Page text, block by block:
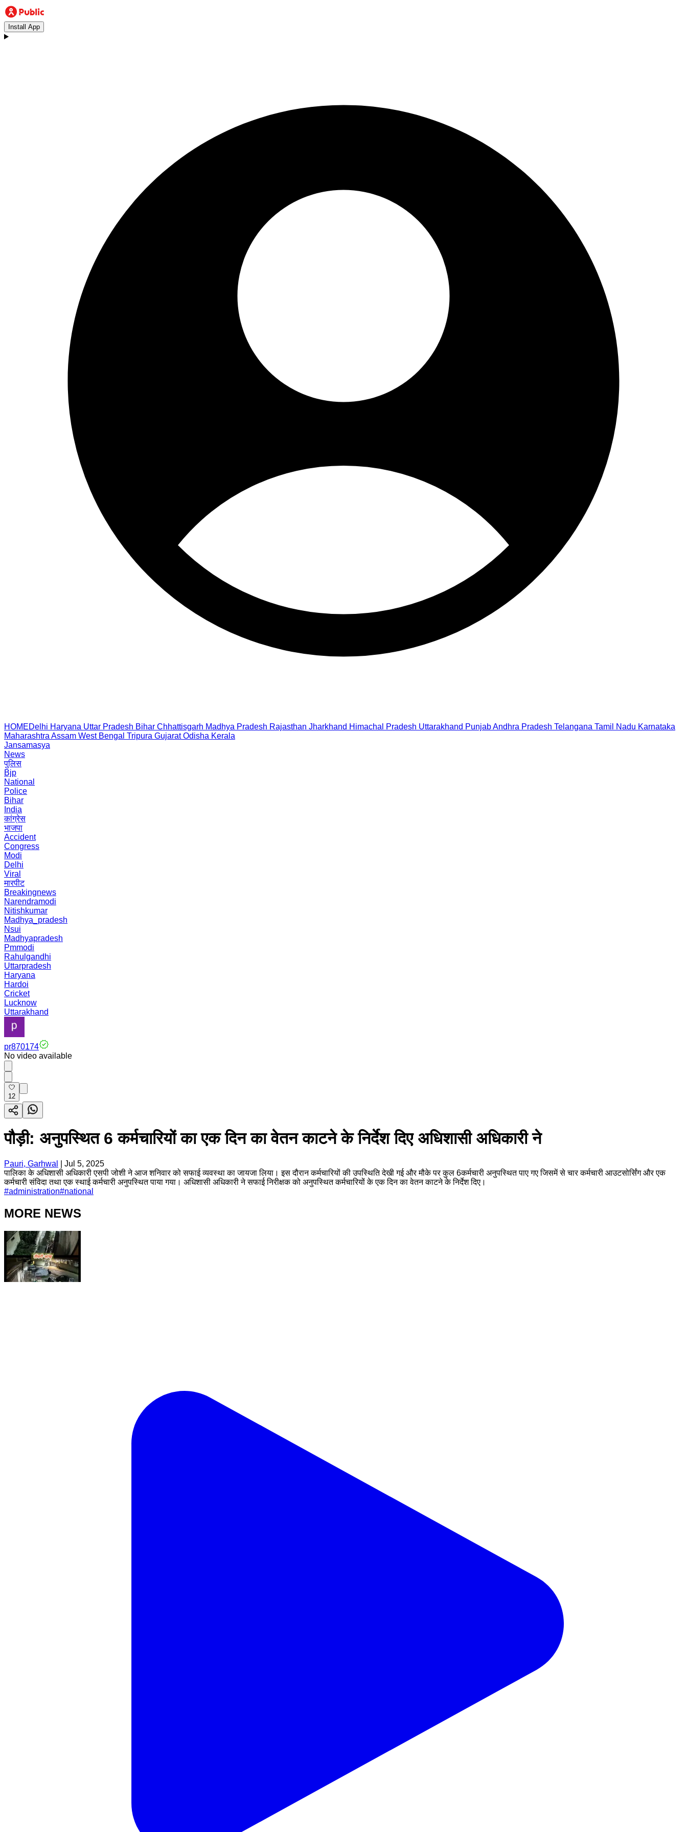
Install App
HOMEDelhi Haryana Uttar Pradesh Bihar Chhattisgarh Madhya Pradesh Rajasthan Jharkhand Himachal Pradesh Uttarakhand PunjabAndhra Pradesh Telangana Tamil Nadu Karnataka
Maharashtra Assam West Bengal Tripura Gujarat Odisha Kerala
Jansamasya
News
पुलिस
Bjp
National
Police
Bihar
India
कांग्रेस
भाजपा
Accident
Congress
Modi
Delhi
Viral
मारपीट
Breakingnews
Narendramodi
Nitishkumar
Madhya_pradesh
Nsui
Madhyapradesh
Pmmodi
Rahulgandhi
Uttarpradesh
Haryana
Hardoi
Cricket
Lucknow
Uttarakhand
pr870174
No video available
12
पौड़ी: अनुपस्थित 6 कर्मचारियों का एक दिन का वेतन काटने के निर्देश दिए अधिशासी अधिकारी ने
Pauri, Garhwal
Jul 5, 2025
पालिका के अधिशासी अधिकारी एसपी जोशी ने आज शनिवार को सफाई व्यवस्था का जायजा लिया। इस दौरान कर्मचारियों की उपस्थिति देखी गई और मौके पर कुल 6कर्मचारी अनुपस्थित पाए गए जिसमें से चार कर्मचारी आउटसोर्सिंग और एक
कर्मचारी संविदा तथा एक स्थाई कर्मचारी अनुपस्थित पाया गया। अधिशासी अधिकारी ने सफाई निरीक्षक को अनुपस्थित कर्मचारियों के एक दिन का वेतन काटने के निर्देश दिए।
#administration#national
MORE NEWS